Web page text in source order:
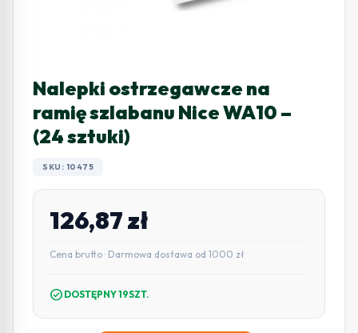
Nalepki ostrzegawcze na
ramię szlabanu Nice WA10 –
(24 sztuki)
SKU: 10475
126,87zł
Cena brutto · Darmowa dostawa od 1000 zł
check_circle DOSTĘPNY 19SZT.